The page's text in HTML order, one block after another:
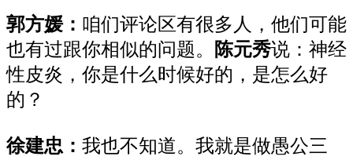
郭方媛： 咱们评论区有很多人，他们可能
也有过跟你相似的问题。
陈元秀说：神经
性皮炎，你是什么时候好的，是怎么好
的？
徐建忠 ： 我也不知道。我就是做愚公三